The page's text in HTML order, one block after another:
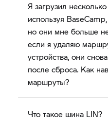
Я загрузил
используя
но они мне больше
если я удаляю
устройства, они
после сброса. Как
маршруты?
Что такое шина LIN?